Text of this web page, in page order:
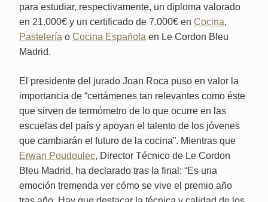
para estudiar, respectivamente, un diploma valorado
en 21.000€ y un certificado de 7.000€ en Cocina,
Pastelería o Cocina Española en Le Cordon Bleu
Madrid.
El presidente del jurado Joan Roca puso en valor la
importancia de “certámenes tan relevantes como éste
que sirven de termómetro de lo que ocurre en las
escuelas del país y apoyan el talento de los jóvenes
que cambiarán el futuro de la cocina”. Mientras que
Erwan Poudoulec, Director Técnico de Le Cordon
Bleu Madrid, ha declarado tras la final: “Es una
emoción tremenda ver cómo se vive el premio año